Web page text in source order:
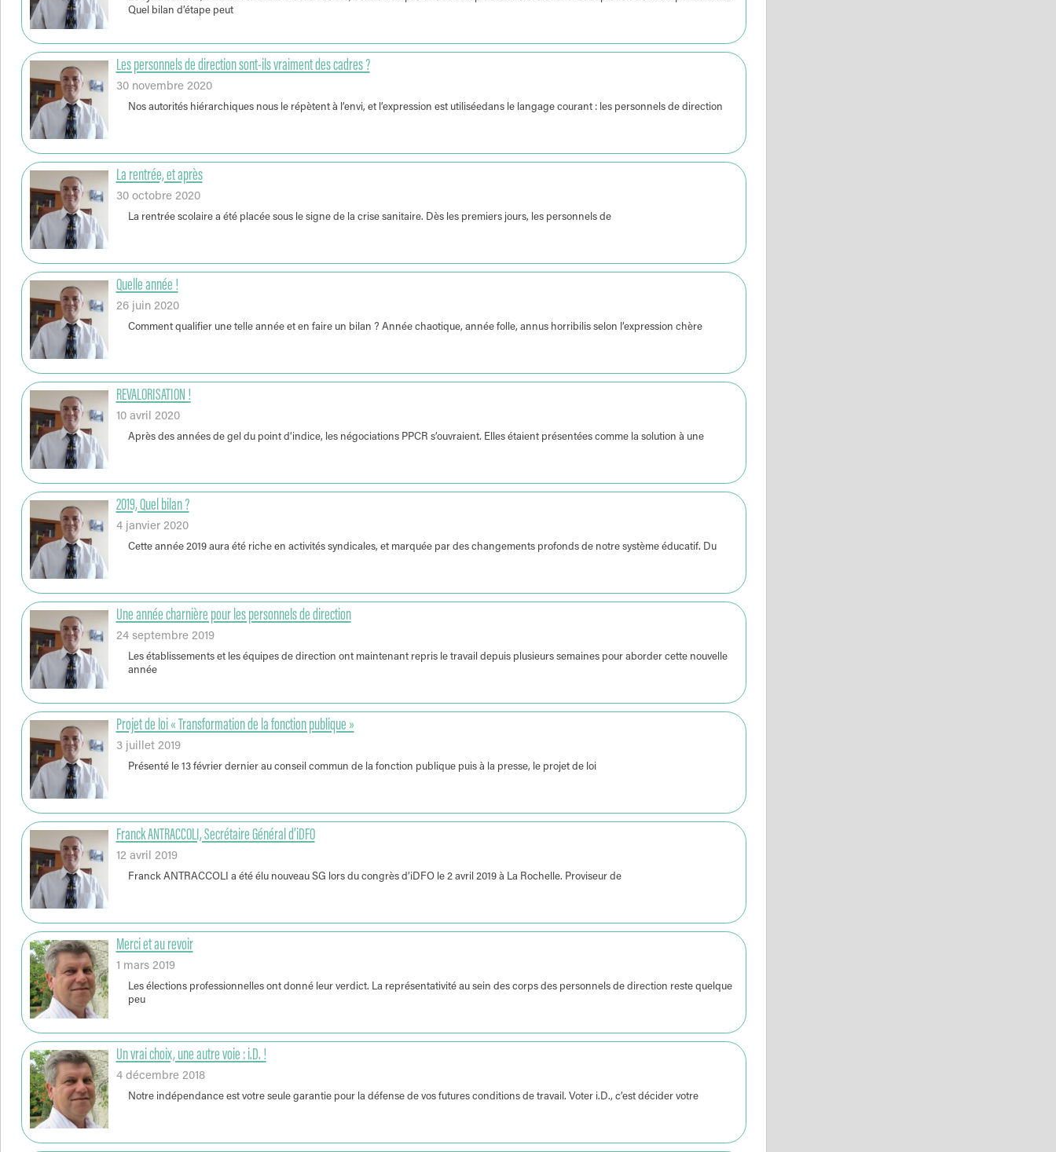
Quel bilan d’étape peut
Les personnels de direction sont-ils vraiment des cadres ?
30 novembre 2020
Nos autorités hiérarchiques nous le répètent à l’envi, et l’expression est utiliséedans le langage courant : les personnels de direction
La rentrée, et après
30 octobre 2020
La rentrée scolaire a été placée sous le signe de la crise sanitaire. Dès les premiers jours, les personnels de
Quelle année !
26 juin 2020
Comment qualifier une telle année et en faire un bilan ? Année chaotique, année folle, annus horribilis selon l’expression chère
REVALORISATION !
10 avril 2020
Après des années de gel du point d’indice, les négociations PPCR s’ouvraient. Elles étaient présentées comme la solution à une
2019, Quel bilan ?
4 janvier 2020
Cette année 2019 aura été riche en activités syndicales, et marquée par des changements profonds de notre système éducatif. Du
Une année charnière pour les personnels de direction
24 septembre 2019
Les établissements et les équipes de direction ont maintenant repris le travail depuis plusieurs semaines pour aborder cette nouvelle
année
Projet de loi « Transformation de la fonction publique »
3 juillet 2019
Présenté le 13 février dernier au conseil commun de la fonction publique puis à la presse, le projet de loi
Franck ANTRACCOLI, Secrétaire Général d’iDFO
12 avril 2019
Franck ANTRACCOLI a été élu nouveau SG lors du congrès d’iDFO le 2 avril 2019 à La Rochelle. Proviseur de
Merci et au revoir
1 mars 2019
Les élections professionnelles ont donné leur verdict. La représentativité au sein des corps des personnels de direction reste quelque
peu
Un vrai choix, une autre voie : i.D. !
4 décembre 2018
Notre indépendance est votre seule garantie pour la défense de vos futures conditions de travail. Voter i.D., c’est décider votre